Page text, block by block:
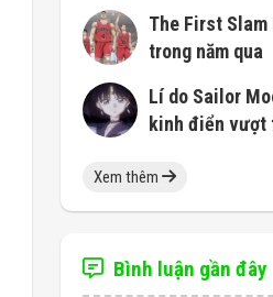
The First
trong năm qua
Lí do Sailor
kinh điển vượt
Xem thêm
Bình luận gần đây